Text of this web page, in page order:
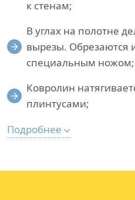
к стенам;
В углах на полотне
вырезы. Обрезаются
специальным ножом;
Ковролин
плинтусами;
Подробнее